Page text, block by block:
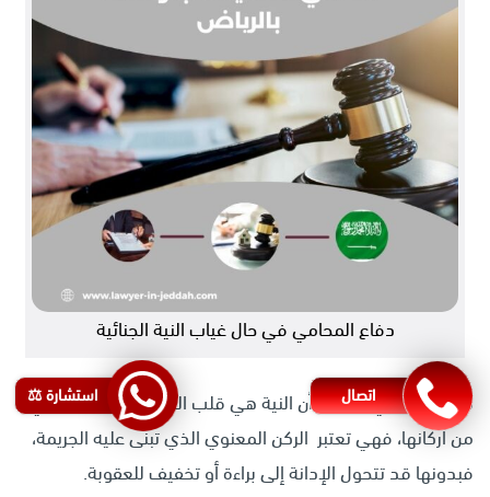
دفاع المحامي في حال غياب النية الجنائية
من الثابت في القانون أن النية هي قلب الجريمة، وركن أساسي
من أركانها، فهي تعتبر الركن المعنوي الذي تبنى عليه الجريمة،
فبدونها قد تتحول الإدانة إلى براءة أو تخفيف للعقوبة.
اتصال استشارة ⚖️